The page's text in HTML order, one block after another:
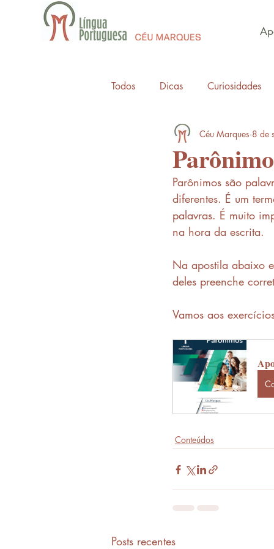
Todos Dicas Curiosidades
Céu Marques 8 de
Parônimos são
diferentes. É um
palavras. É muito
na hora da escrita.
Na apostila abaixo
deles preenche
Vamos aos
Conteúdos
Posts recentes